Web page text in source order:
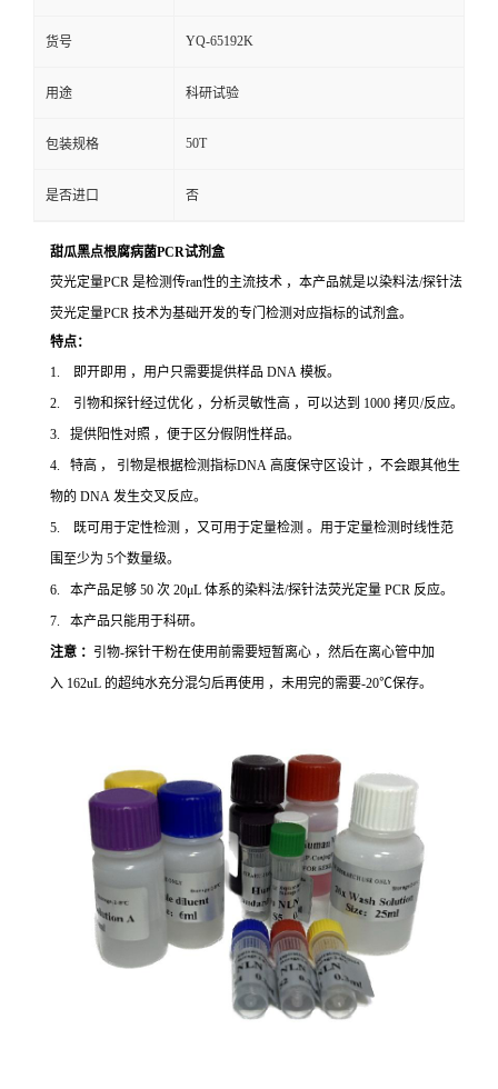
货号 YQ-65192K
用途 科研试验
包装规格 50T
是否进口 否
甜瓜黑点根腐病菌PCR试剂盒
荧光定量PCR 是检测传ran性的主流技术 ，本产品就是以染料法/探针法
荧光定量PCR 技术为基础开发的专门检测对应指标的试剂盒。
特点：
1. 即开即用 ，用户只需要提供样品 DNA 模板。
2. 引物和探针经过优化 ，分析灵敏性高 ，可以达到 1000 拷贝/反应。
3. 提供阳性对照 ，便于区分假阴性样品。
4. 特高 ， 引物是根据检测指标DNA 高度保守区设计 ，不会跟其他生
物的 DNA 发生交叉反应。
5. 既可用于定性检测 ，又可用于定量检测 。用于定量检测时线性范
围至少为 5个数量级。
6. 本产品足够 50 次 20μL 体系的染料法/探针法荧光定量 PCR 反应。
7. 本产品只能用于科研。
注意 ： 引物-探针干粉在使用前需要短暂离心 ，然后在离心管中加
入 162uL 的超纯水充分混匀后再使用 ，未用完的需要-20℃保存。